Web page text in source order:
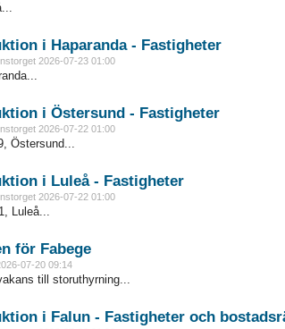
2026-09-03 Auktion i Haparanda - Fastigheter
2026-07-23 01:00
2026-08-12 Auktion i Östersund - Fastigheter
2026-07-22 01:00
Östersund...
2026-08-12 Auktion i Luleå - Fastigheter
2026-07-22 01:00
Luleå...
för Fabege
07-20 09:14
till storuthyrning...
2026-08-11 Auktion i Falun - Fastigheter